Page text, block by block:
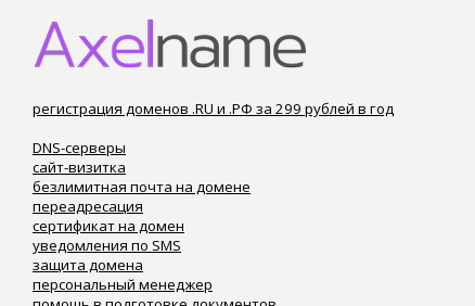
регистрация доменов .RU и .РФ за 299 рублей в год
DNS-серверы
сайт-визитка
безлимитная почта на домене
переадресация
сертификат на домен
уведомления по SMS
защита домена
персональный менеджер